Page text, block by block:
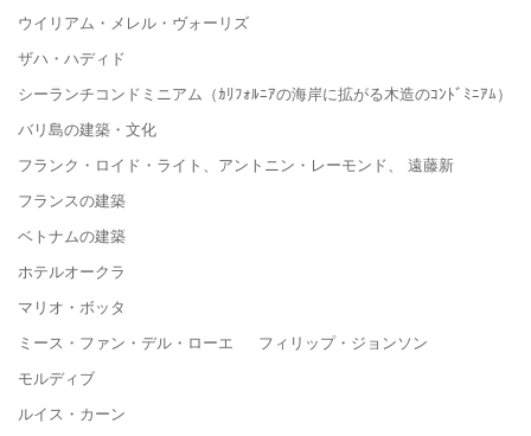
ウイリアム・メレル・ヴォーリズ
ザハ・ハディド
シーランチコンドミニアム（ｶﾘﾌｫﾙﾆｱの海岸に拡がる木造のｺﾝﾄﾞﾐﾆｱﾑ）
バリ島の建築・文化
フランク・ロイド・ライト、アントニン・レーモンド、 遠藤新
フランスの建築
ベトナムの建築
ホテルオークラ
マリオ・ボッタ
ミース・ファン・デル・ローエ フィリップ・ジョンソン
モルディブ
ルイス・カーン